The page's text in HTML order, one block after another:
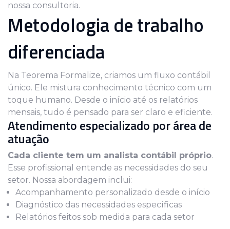
nossa consultoria.
Metodologia de trabalho
diferenciada
Na Teorema Formalize, criamos um fluxo contábil
único. Ele mistura conhecimento técnico com um
toque humano. Desde o início até os relatórios
mensais, tudo é pensado para ser claro e eficiente.
Atendimento especializado por área de
atuação
Cada cliente tem um analista contábil próprio.
Esse profissional entende as necessidades do seu
setor. Nossa abordagem inclui:
Acompanhamento personalizado desde o início
Diagnóstico das necessidades específicas
Relatórios feitos sob medida para cada setor